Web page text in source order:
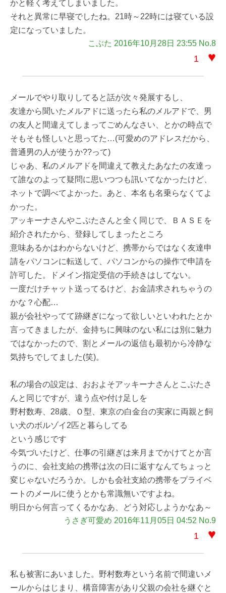
かと軽く考えてしまいました。
それと異常に早寝でしたね。21時～22時には寝ている設
定になっていました。
こぶた 2016年10月28日 23:55 No.8
1 ♥
メールでやり取りしてると話が次々発展するし、
友達から聞いたメルアドに送ったら私のメルアドで、男
の友人と間違えてしまってごめんなさい、とかの時点で
そもそも怪しいと思ってた…(可愛めのアドレスだから、
普通男の人が使うか??って)
じゃあ、私のメルアドを間違えて教えたあなたの友達っ
て誰なのよって疑問に思いつつも訊いてなかったけど、
ネットで調べてよかった。あと、本名も名乗らなくてよ
かった。
アッキーナさんやこぶたさんと全く同じで、ＢＡＳＥを
紹介されたから、登録してしまったところ
意味あるかはわからないけど、携帯からではなく友達申
請をパソコンに転送して、パソコンからの操作で申請を
許可した。ドメイン指定受信の手続きはしてない。
一度だけチャット送ってるけど、お金請求されちゃうの
かな？心配…
親が会社やってて跡継ぎになって欲しいといわれたとか
言ってきましたが、金持ちに興味のない私には別に魅力
ではなかったので、割とメールの返信も最初から冷静な
気持ちでしてました(笑)。
私の場合の設定は、おおよそアッキーナさんとこぶたさ
んと同じですが、違う点や付け足しを
野村数寿、28歳、Ｏ型、東京の白金台の実家に両親と飼
い犬のボルゾイ2匹と暮らしてる
という感じです
今気づいたけど、仕事の引継ぎは来月までかけてとか言
うのに、会社支給の携帯は次の日に返すなんてちょっと
変じゃないだろうか。しかも会社支給の携帯をプライベ
ートのメールに使うとかも常識無いですよね。
明日から何言ってくるかなあ、どう対応しようかなあ～
うさぎ可愛め 2016年11月05日 04:52 No.9
1 ♥
私も被害にあいました。野村数寿という名前で間違いメ
ールからはじまり、構音障害があり父親の会社を継ぐと